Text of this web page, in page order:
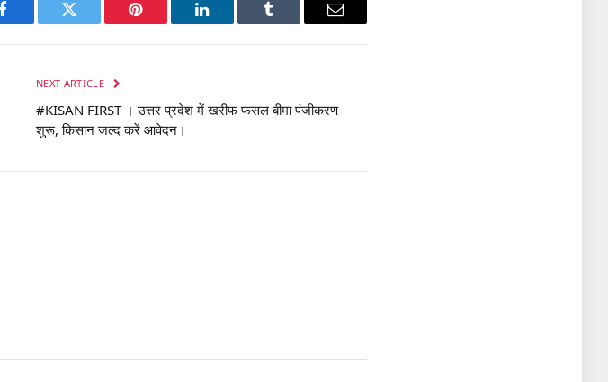
Facebook Twitter Pinterest LinkedIn Tumblr Email
NEXT ARTICLE
#KISAN FIRST । उत्तर प्रदेश में खरीफ फसल बीमा पंजीकरण
शुरू, किसान जल्द करें आवेदन।